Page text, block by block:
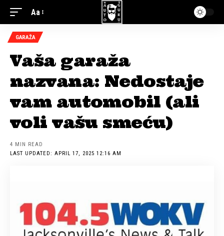
Aa
GARAŽA
Vaša garaža
nazvana: Nedostaje
vam automobil (ali
voli vašu smeću)
LAST UPDATED: APRIL 17, 2025 12:16 AM
4 MIN READ